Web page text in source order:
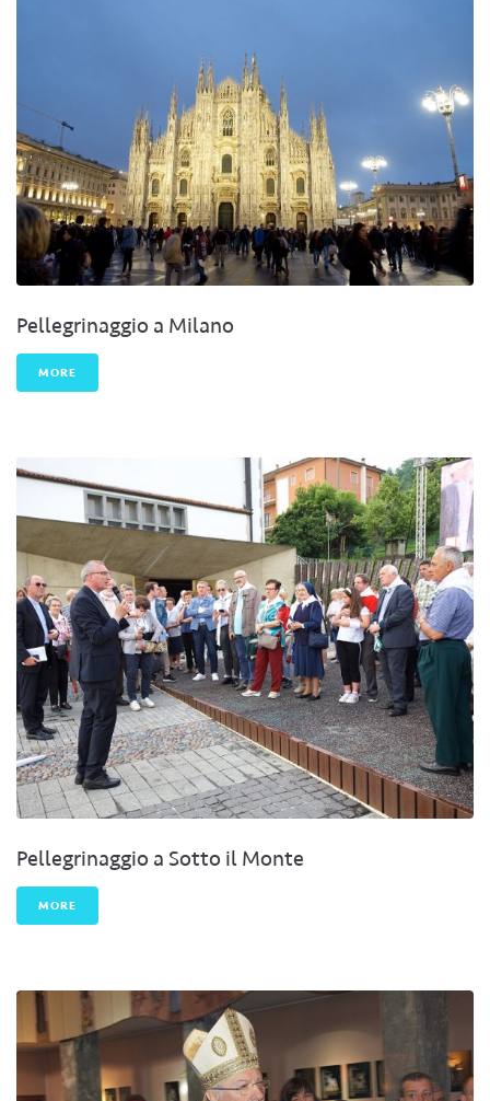
Pellegrinaggio a Milano
MORE
Pellegrinaggio a Sotto il Monte
MORE